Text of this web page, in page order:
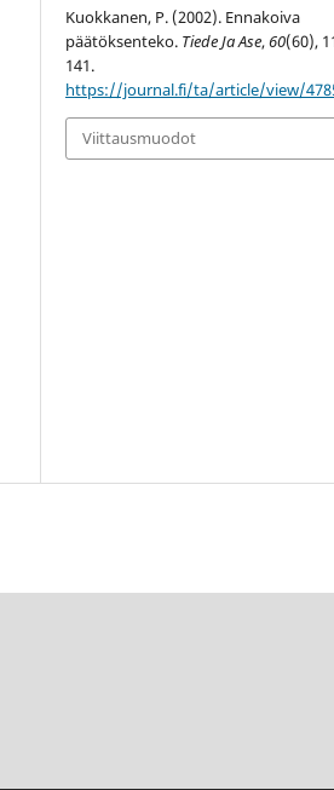
Kuokkanen, P. (2002). Ennakoiva
päätöksenteko. Tiede Ja Ase,60(60),
141.
https://journal.fi/ta/article/view/
Viittausmuodot